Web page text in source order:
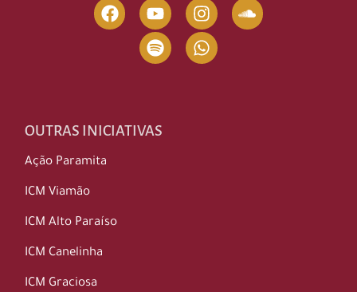
OUTRAS INICIATIVAS
Ação Paramita
ICM Viamão
ICM Alto Paraíso
ICM Canelinha
ICM Graciosa